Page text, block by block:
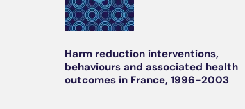
Harm reduction interventions,
behaviours and associated health
outcomes in France, 1996-2003